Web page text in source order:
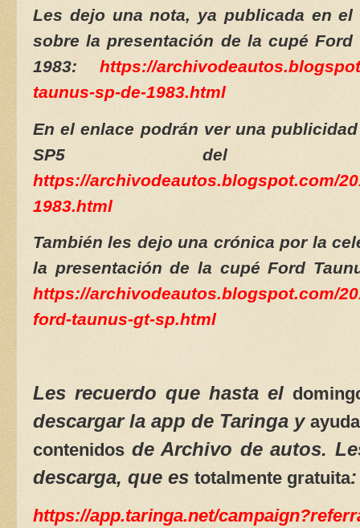
Les dejo una nota, ya publicada en
sobre la presentación de la cupé Ford
1983:
https://
taunus-sp-de-1983.html
En el enlace podrán ver una
SP5 del
https://archivodeautos.blogspot.com/
1983.html
También les dejo una crónica por la
la presentación de la cupé Ford
https://archivodeautos.blogspot.com/
ford-taunus-gt-sp.html
Les recuerdo que hasta el
descargar la app de Taringa y
contenidos de Archivo de autos.
descarga, que es totalmente gratuita:
https://app.taringa.net/